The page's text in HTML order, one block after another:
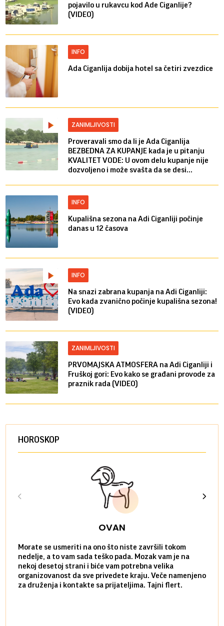
pojavilo u rukavcu kod Ade Ciganlije?
(VIDEO)
INFO
Ada Ciganlija dobija hotel sa četiri zvezdice
ZANIMLJIVOSTI
Proveravali smo da li je Ada Ciganlija
BEZBEDNA ZA KUPANJE kada je u pitanju
KVALITET VODE: U ovom delu kupanje nije
dozvoljeno i može svašta da se desi...
INFO
Kupališna sezona na Adi Ciganliji počinje
danas u 12 časova
INFO
Na snazi zabrana kupanja na Adi Ciganliji:
Evo kada zvanično počinje kupališna sezona!
(VIDEO)
ZANIMLJIVOSTI
PRVOMAJSKA ATMOSFERA na Adi Ciganliji i
Fruškoj gori: Evo kako se građani provode za
praznik rada (VIDEO)
HOROSKOP
OVAN
Morate se usmeriti na ono što niste završili tokom
nedelje, a to vam sada teško pada. Mozak vam je na
nekoj desetoj strani i biće vam potrebna velika
organizovanost da sve privedete kraju. Veče namenjeno
za druženja i kontakte sa prijateljima. Tajni flert.